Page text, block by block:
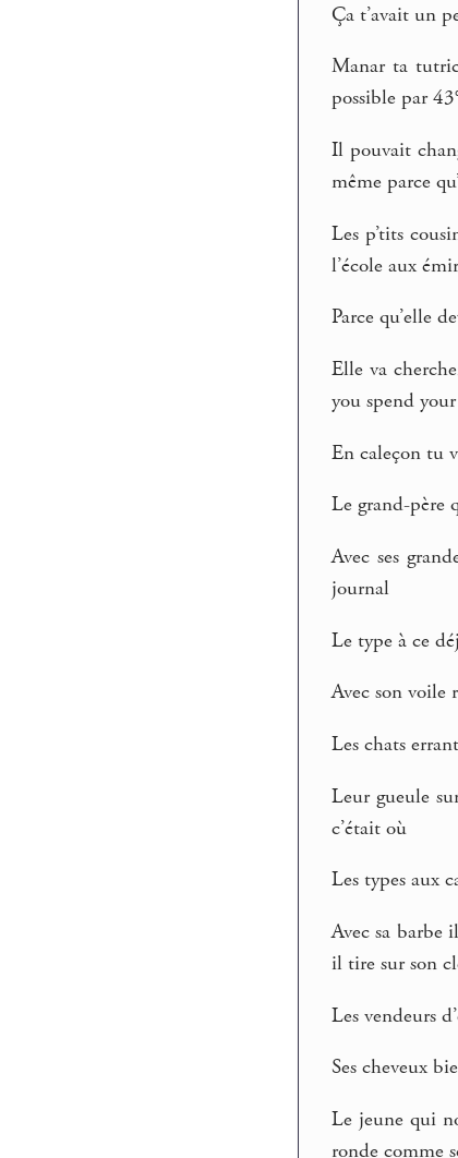
Ça t’avait un
Manar ta
possible par
Il pouvait
même parce
Les p’tits
l’école aux
Parce qu’elle
Elle va
you spend
En caleçon tu
Le grand-père
Avec ses
journal
Le type à ce
Avec son voile
Les chats
Leur gueule
c’était où
Les types aux
Avec sa barbe
il tire sur son
Les vendeurs
Ses cheveux
Le jeune qui
ronde comme